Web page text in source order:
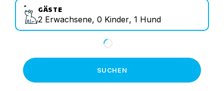
GÄSTE
2 Erwachsene, 0 Kinder, 1 Hund
SUCHEN